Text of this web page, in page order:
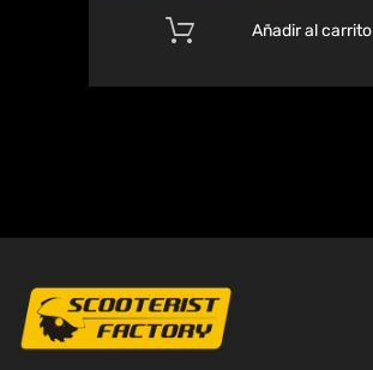
Añadir al carrito